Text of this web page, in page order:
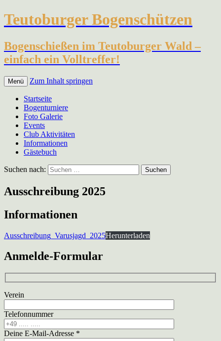
Teutoburger Bogenschützen
Bogenschießen im Teutoburger Wald –
einfach ein Volltreffer!
Menü Zum Inhalt springen
Startseite
Bogenturniere
Foto Galerie
Events
Club Aktivitäten
Informationen
Gästebuch
Suchen nach:
Ausschreibung 2025
Informationen
Ausschreibung_Varusjagd_2025Herunterladen
Anmelde-Formular
Verein
Telefonnummer
Deine E-Mail-Adresse *